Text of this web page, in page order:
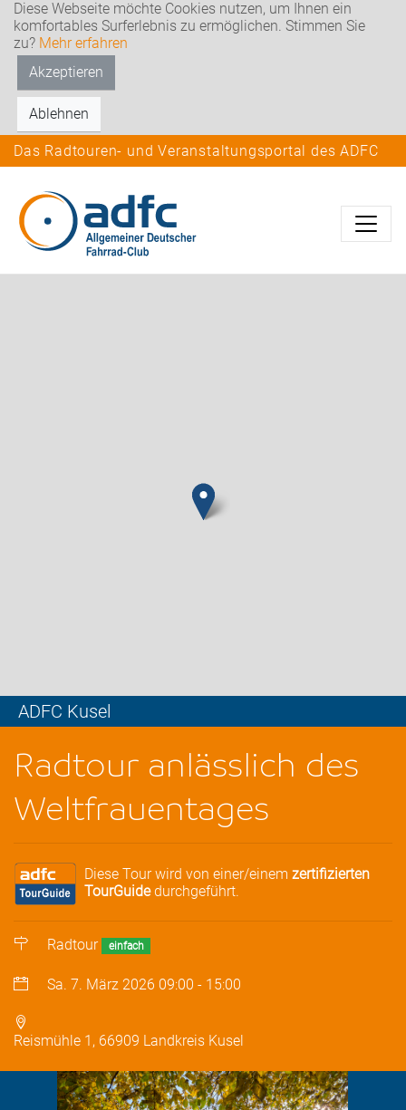
Diese Webseite möchte Cookies nutzen, um Ihnen ein
komfortables Surferlebnis zu ermöglichen. Stimmen Sie
zu? Mehr erfahren
Akzeptieren
Ablehnen
Das Radtouren- und Veranstaltungsportal des ADFC
ADFC Kusel
Radtour anlässlich des
Weltfrauentages
Diese Tour wird von einer/einem zertifizierten
TourGuidedurchgeführt.
Radtour einfach
Sa. 7. März 2026 09:00 - 15:00
Reismühle 1, 66909 Landkreis Kusel